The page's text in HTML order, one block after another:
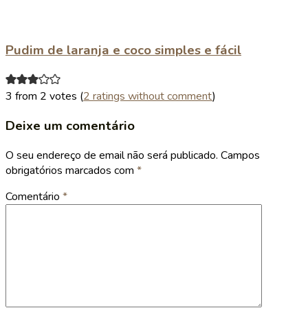
Pudim de laranja e coco simples e fácil
3 from 2 votes (2 ratings without comment)
Deixe um comentário
O seu endereço de email não será publicado. Campos
obrigatórios marcados com *
Comentário *